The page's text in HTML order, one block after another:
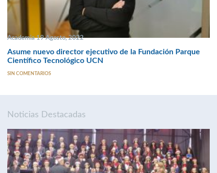
Academia 19 Agosto, 2022
Asume nuevo director ejecutivo de la Fundación Parque
Científico Tecnológico UCN
SIN COMENTARIOS
Noticias Destacadas